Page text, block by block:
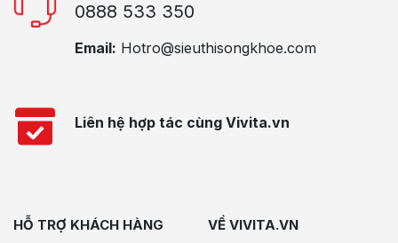
0888 533 350
Email: Hotro@sieuthisongkhoe.com
Liên hệ hợp tác cùng Vivita.vn
HỖ TRỢ KHÁCH HÀNG VỀ VIVITA.VN